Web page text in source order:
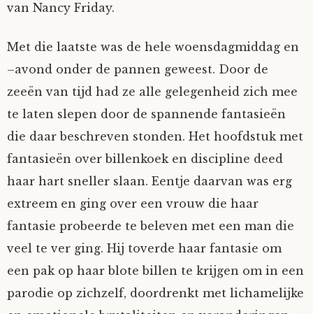
van Nancy Friday.
Met die laatste was de hele woensdagmiddag en
–avond onder de pannen geweest. Door de
zeeën van tijd had ze alle gelegenheid zich mee
te laten slepen door de spannende fantasieën
die daar beschreven stonden. Het hoofdstuk met
fantasieën over billenkoek en discipline deed
haar hart sneller slaan. Eentje daarvan was erg
extreem en ging over een vrouw die haar
fantasie probeerde te beleven met een man die
veel te ver ging. Hij toverde haar fantasie om
een pak op haar blote billen te krijgen om in een
parodie op zichzelf, doordrenkt met lichamelijke